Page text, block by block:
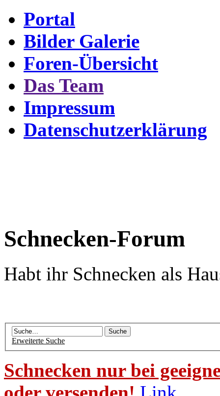
Portal
Bilder Galerie
Foren-Übersicht
Das Team
Impressum
Datenschutzerklärung
Schnecken-Forum
Habt ihr Schnecken als
Erweiterte Suche
Schnecken nur bei